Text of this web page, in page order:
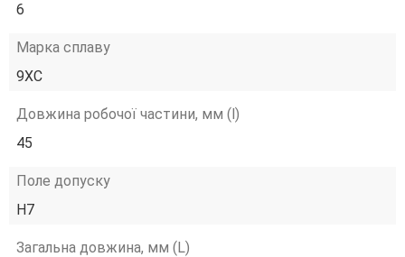
6
Марка сплаву
9ХС
Довжина робочої частини, мм (l)
45
Поле допуску
H7
Загальна довжина, мм (L)